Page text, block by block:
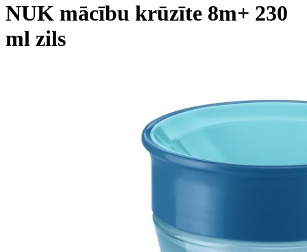
NUK mācību krūzīte 8m+ 230
ml zils